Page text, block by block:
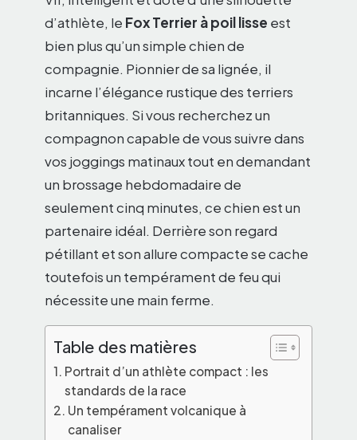
d’athlète, le Fox Terrier à poil lisse est
bien plus qu’un simple chien de
compagnie. Pionnier de sa lignée, il
incarne l’élégance rustique des terriers
britanniques. Si vous recherchez un
compagnon capable de vous suivre dans
vos joggings matinaux tout en demandant
un brossage hebdomadaire de
seulement cinq minutes, ce chien est un
partenaire idéal. Derrière son regard
pétillant et son allure compacte se cache
toutefois un tempérament de feu qui
nécessite une main ferme.
Table des matières
Portrait d’un athlète compact : les
standards de la race
Un tempérament volcanique à
canaliser